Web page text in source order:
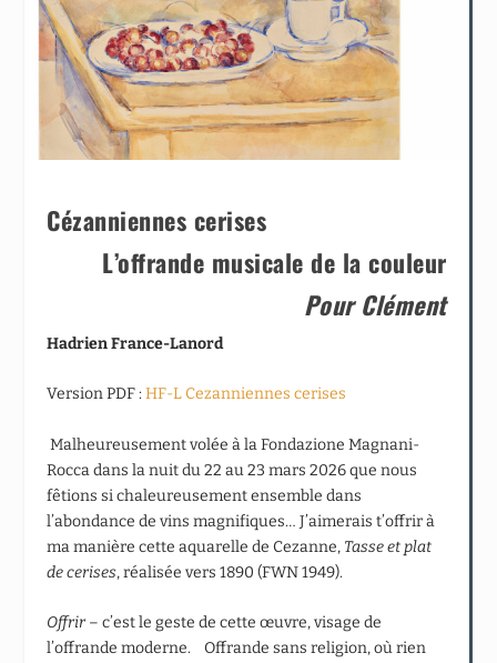
Cézanniennes cerises
L’offrande musicale de la couleur
Pour Clément
Hadrien France-Lanord
Version PDF :HF-L Cezanniennes cerises
Malheureusement volée à la Fondazione Magnani-
Rocca dans la nuit du 22 au 23 mars 2026 que nous
fêtions si chaleureusement ensemble dans
l’abondance de vins magnifiques… J’aimerais t’offrir à
ma manière cette aquarelle de Cezanne, Tasse et plat
de cerises, réalisée vers 1890 (FWN 1949).
Offrir – c’est le geste de cette œuvre, visage de
l’offrande moderne. Offrande sans religion, où rien